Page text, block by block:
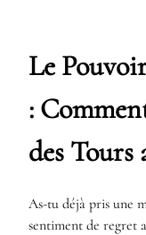
Le
:
des
As-tu déjà pris une
sentiment de regret